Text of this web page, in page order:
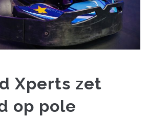
Xperts zet
op pole